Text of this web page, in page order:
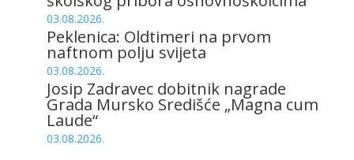
03.08.2026.
Peklenica: Oldtimeri na prvom
naftnom polju svijeta
03.08.2026.
Josip Zadravec dobitnik nagrade
Grada Mursko Središće „Magna cum
Laude“
03.08.2026.